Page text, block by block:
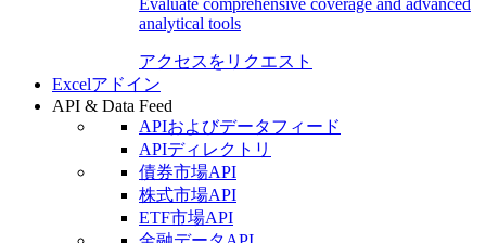
Evaluate comprehensive coverage and advanced
analytical tools
アクセスをリクエスト
Excelアドイン
API & Data Feed
APIおよびデータフィード
APIディレクトリ
債券市場API
株式市場API
ETF市場API